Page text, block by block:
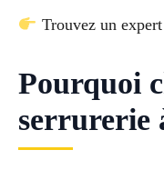
Trouvez un
Pourquoi
serrurerie